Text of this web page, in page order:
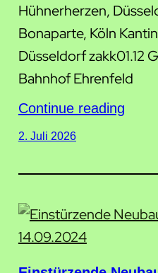
Hühnerherzen,
Bonaparte, Köln
Düsseldorf zakk01.12
Bahnhof Ehrenfeld
Continue reading
2. Juli 2026